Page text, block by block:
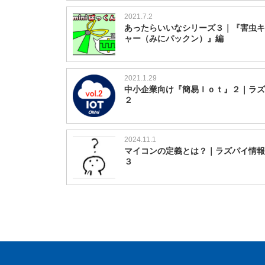
2021.7.2
あったらいいなシリーズ３｜『害虫
ャー（みにパックン）』編
2021.1.29
中小企業向け『簡易Ｉｏｔ』２｜ラ
２
2024.11.1
マイコンの定義とは？｜ラズパイ情
３